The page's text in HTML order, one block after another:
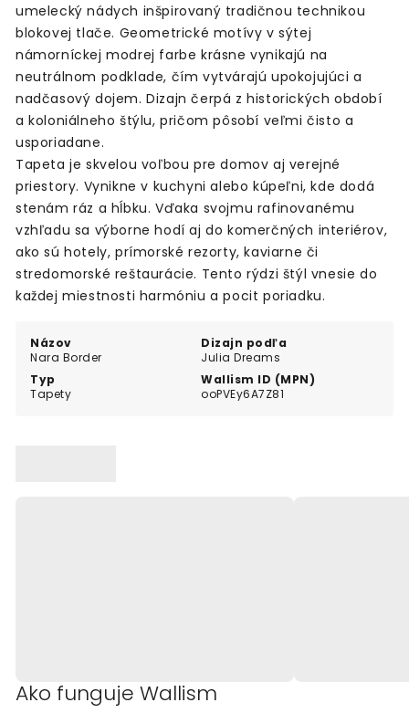
Názov
Nara Border
Dizajn podľa
Julia Dreams
Typ
Tapety
Wallism ID (MPN)
ooPVEy6A7Z81
umelecký nádych inšpirovaný tradičnou technikou
blokovej tlače. Geometrické motívy v sýtej
námorníckej modrej farbe krásne vynikajú na
neutrálnom podklade, čím vytvárajú upokojujúci a
nadčasový dojem. Dizajn čerpá z historických období
a koloniálneho štýlu, pričom pôsobí veľmi čisto a
usporiadane.
Tapeta je skvelou voľbou pre domov aj verejné
priestory. Vynikne v kuchyni alebo kúpeľni, kde dodá
stenám ráz a hĺbku. Vďaka svojmu rafinovanému
vzhľadu sa výborne hodí aj do komerčných interiérov,
ako sú hotely, prímorské rezorty, kaviarne či
stredomorské reštaurácie. Tento rýdzi štýl vnesie do
každej miestnosti harmóniu a pocit poriadku.
Ako funguje Wallism